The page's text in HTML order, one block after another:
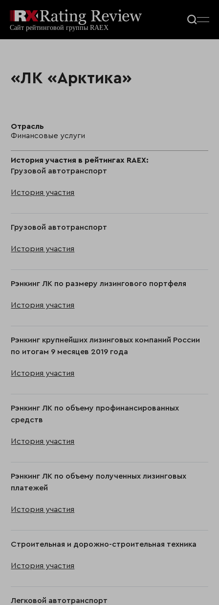
«ЛК «Арктика»
Отрасль
Финансовые услуги
История участия в рейтингах RAEX:
Грузовой автотранспорт
История участия
Грузовой автотранспорт
История участия
Рэнкинг ЛК по размеру лизингового портфеля
История участия
Рэнкинг крупнейших лизинговых компаний России
по итогам 9 месяцев 2019 года
История участия
Рэнкинг ЛК по объему профинансированных
средств
История участия
Рэнкинг ЛК по объему полученных лизинговых
платежей
История участия
Строительная и дорожно-строительная техника
История участия
Легковой автотранспорт